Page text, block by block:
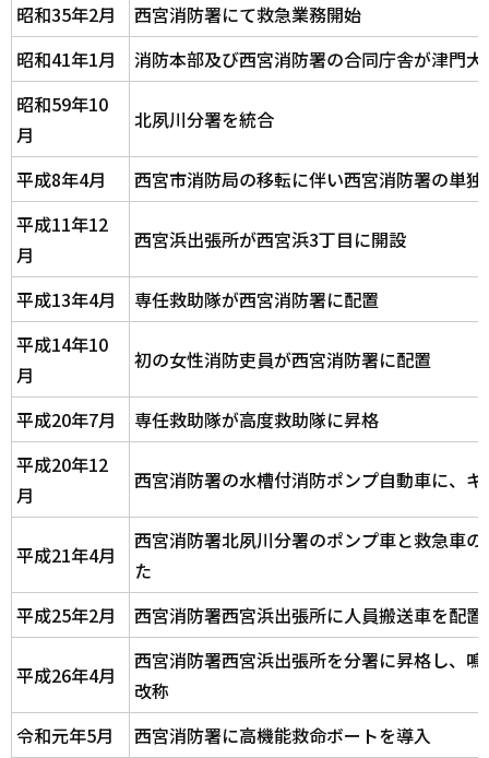
昭和35年2月
西宮消防署にて救急業務開始
昭和41年1月
消防本部及び西宮消防署の合同庁舎が津門
昭和59年10
月
北夙川分署を統合
平成8年4月
西宮市消防局の移転に伴い西宮消防署の単
平成11年12
月
西宮浜出張所が西宮浜3丁目に開設
平成13年4月
専任救助隊が西宮消防署に配置
平成14年10
月
初の女性消防吏員が西宮消防署に配置
平成20年7月
専任救助隊が高度救助隊に昇格
平成20年12
月
西宮消防署の水槽付消防ポンプ自動車に、
平成21年4月
西宮消防署北夙川分署のポンプ車と救急車
た
平成25年2月
西宮消防署西宮浜出張所に人員搬送車を配置
平成26年4月
西宮消防署西宮浜出張所を分署に昇格し、
改称
令和元年5月
西宮消防署に高機能救命ボートを導入